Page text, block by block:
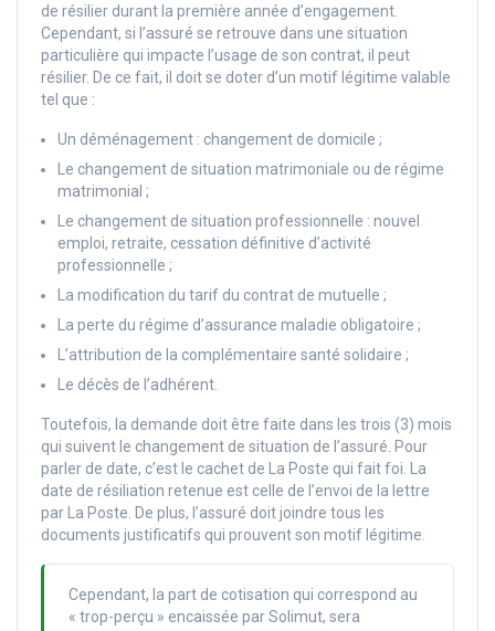
de résilier durant la première année d’engagement.
Cependant, si l’assuré se retrouve dans une situation
particulière qui impacte l’usage de son contrat, il peut
résilier. De ce fait, il doit se doter d’un motif légitime valable
tel que :
Un déménagement : changement de domicile ;
Le changement de situation matrimoniale ou de régime
matrimonial ;
Le changement de situation professionnelle : nouvel
emploi, retraite, cessation définitive d’activité
professionnelle ;
La modification du tarif du contrat de mutuelle ;
La perte du régime d’assurance maladie obligatoire ;
L’attribution de la complémentaire santé solidaire ;
Le décès de l’adhérent.
Toutefois, la demande doit être faite dans les trois (3) mois
qui suivent le changement de situation de l’assuré. Pour
parler de date, c’est le cachet de La Poste qui fait foi. La
date de résiliation retenue est celle de l’envoi de la lettre
par La Poste. De plus, l’assuré doit joindre tous les
documents justificatifs qui prouvent son motif légitime.
Cependant, la part de cotisation qui correspond au
« trop-perçu » encaissée par Solimut, sera